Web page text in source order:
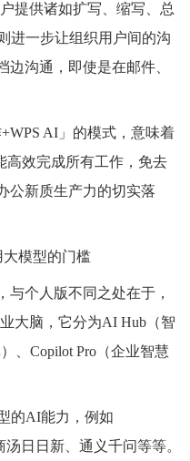
提供诸如扩写、缩写、总
进一步让组织用户间的沟
沟通，即使是在邮件、
AI」的模式，意味着
高效完成所有工作，免去
公新质生产力的切实落
大模型的门槛
与个人版不同之处在于，
大脑，它分为AI Hub（智
、Copilot Pro（企业智慧
的AI能力，例如
日日新、通义千问等等。